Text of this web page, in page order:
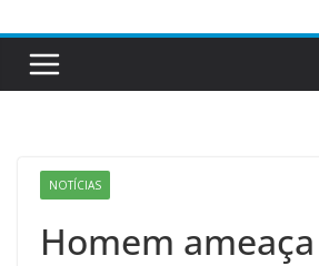
NOTÍCIAS
Homem ameaça